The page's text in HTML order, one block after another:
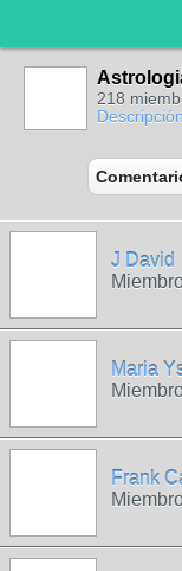
218
Descripción
J David
Maria
Frank